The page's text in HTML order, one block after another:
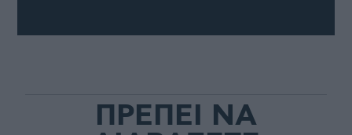
ΠΡΕΠΕΙ ΝΑ